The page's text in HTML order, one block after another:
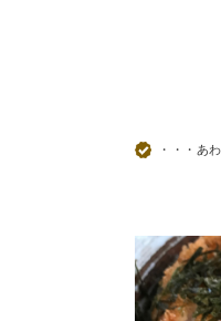
・・・あ